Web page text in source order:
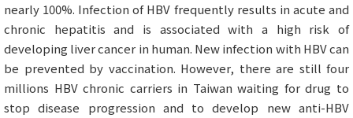
nearly 100%. Infection of HBV frequently results in acute and
chronic hepatitis and is associated with a high risk of
developing liver cancer in human. New infection with HBV can
be prevented by vaccination. However, there are still four
millions HBV chronic carriers in Taiwan waiting for drug to
stop disease progression and to develop new anti-HBV